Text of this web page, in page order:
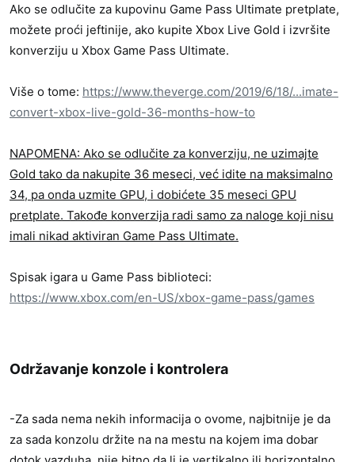
Ako se odlučite za kupovinu Game Pass Ultimate pretplate,
možete proći jeftinije, ako kupite Xbox Live Gold i izvršite
konverziju u Xbox Game Pass Ultimate.
Više o tome: https://www.theverge.com/2019/6/18/...imate-
convert-xbox-live-gold-36-months-how-to
NAPOMENA: Ako se odlučite za konverziju, ne uzimajte
Gold tako da nakupite 36 meseci, već idite na maksimalno
34, pa onda uzmite GPU, i dobićete 35 meseci GPU
pretplate. Takođe konverzija radi samo za naloge koji nisu
imali nikad aktiviran Game Pass Ultimate.
Spisak igara u Game Pass biblioteci:
https://www.xbox.com/en-US/xbox-game-pass/games
Održavanje konzole i kontrolera​
-Za sada nema nekih informacija o ovome, najbitnije je da
za sada konzolu držite na na mestu na kojem ima dobar